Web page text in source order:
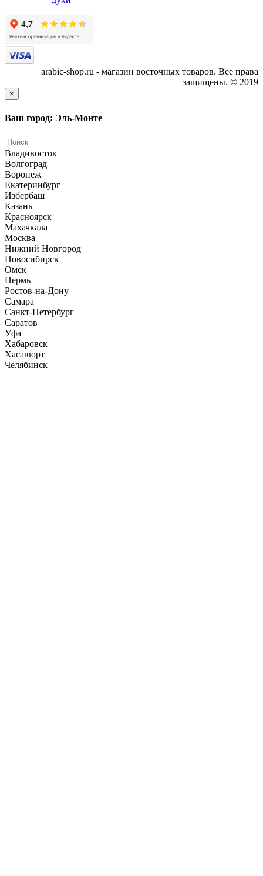
arabic-shop.ru - магазин восточных товаров. Все права
защищены. © 2019
×
Ваш город: Эль-Монте
Владивосток
Волгоград
Воронеж
Екатеринбург
Избербаш
Казань
Красноярск
Махачкала
Москва
Нижний Новгород
Новосибирск
Омск
Пермь
Ростов-на-Дону
Самара
Санкт-Петербург
Саратов
Уфа
Хабаровск
Хасавюрт
Челябинск